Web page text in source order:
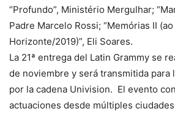
“Profundo”, Ministério Mergulhar;
Padre Marcelo Rossi; “Memórias II
Horizonte/2019)”, Eli Soares.
La 21ª entrega del Latin Grammy se
de noviembre y será transmitida para
por la cadena Univision. El evento
actuaciones desde múltiples